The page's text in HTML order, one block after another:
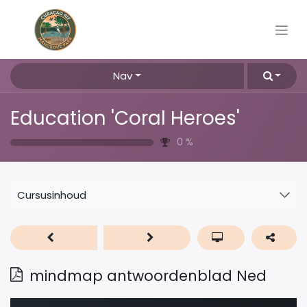
Nav
Education 'Coral Heroes'
0 %
Cursusinhoud
mindmap antwoordenblad Ned